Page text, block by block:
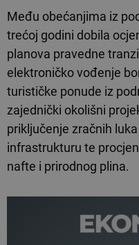
Među obećanjima iz
trećoj godini dobila
planova pravedne
elektroničko vođenje
turističke ponude iz
zajednički okolišni
priključenje zračnih
infrastrukturu te
nafte i prirodnog plina.